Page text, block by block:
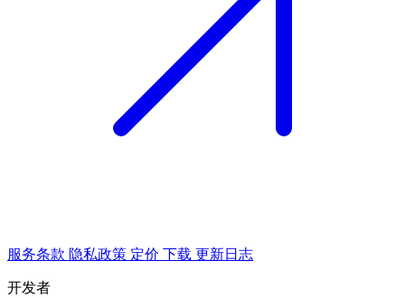
服务条款 隐私政策 定价 下载 更新日志
开发者